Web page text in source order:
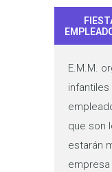
E.M.M.
que son
estarán